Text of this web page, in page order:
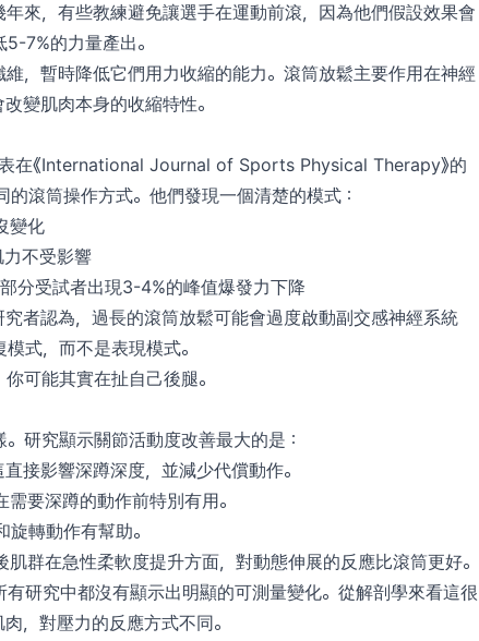
來，有些教練避免讓選手在運動前滾，因為他們假設效果會
7%的力量產出。
，暫時降低它們用力收縮的能力。滾筒放鬆主要作用在神經
變肌肉本身的收縮特性。
在《International Journal of Sports Physical Therapy》的
滾筒操作方式。他們發現一個清楚的模式：
變化
不受影響
分受試者出現3-4%的峰值爆發力下降
者認為，過長的滾筒放鬆可能會過度啟動副交感神經系統
式，而不是表現模式。
可能其實在扯自己後腿。
研究顯示關節活動度改善最大的是：
接影響深蹲深度，並減少代償動作。
要深蹲的動作前特別有用。
轉動作有幫助。
肌群在急性柔軟度提升方面，對動態伸展的反應比滾筒更好。
究中都沒有顯示出明顯的可測量變化。從解剖學來看這很
，對壓力的反應方式不同。